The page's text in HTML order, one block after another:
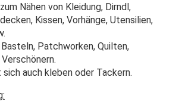
Nähen von Kleidung, Dirndl,
Kissen, Vorhänge, Utensilien,
Patchworken, Quilten,
auch kleben oder Tackern.